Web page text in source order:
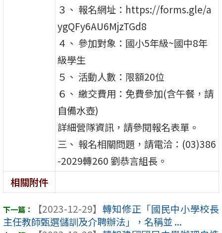
３、 報名網址：https://forms.gle/a
ygQFy6AU6MjzTGd8
４、 參加對象：國小5年級~國中8年
級學生
５、 活動人數：限額20位
６、 繳交費用：免費參加(含午餐，請
自備水壺)
詳細營隊資訊，請參閱報名表單。
三、 報名相關問題，請電洽：(03)386
-2029轉260 劉恭言組長。
相關附件
【2023-12-29】 轉知修正「國民中小學校長
主任教師甄選儲訓及介聘辦法」，名稱並 ...